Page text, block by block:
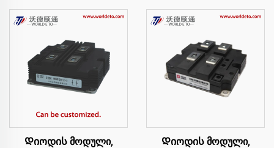
Დიოდის მოდული,
Დიოდის მოდული,